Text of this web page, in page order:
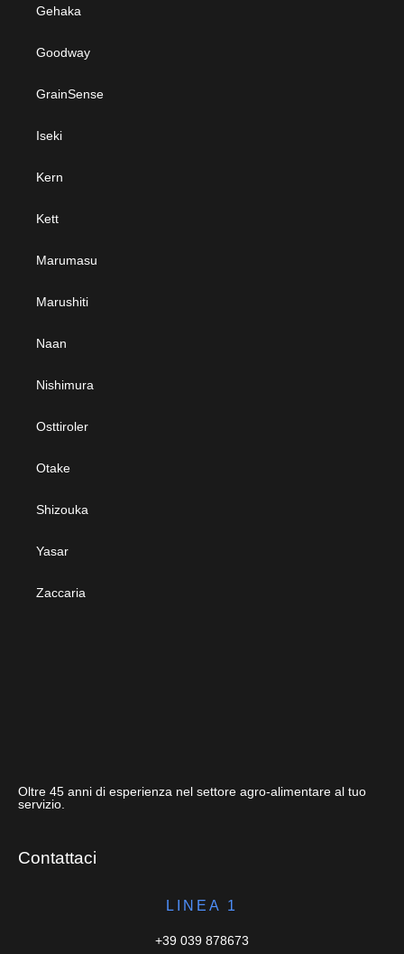
Gehaka
Goodway
GrainSense
Iseki
Kern
Kett
Marumasu
Marushiti
Naan
Nishimura
Osttiroler
Otake
Shizouka
Yasar
Zaccaria
Oltre 45 anni di esperienza nel settore agro-alimentare al tuo
servizio.
Contattaci
LINEA 1
+39 039 878673